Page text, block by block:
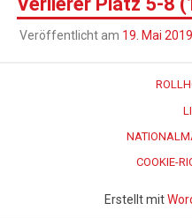
Veröffentlicht am 19. Mai 2019
COOKIE-
Erstellt mit